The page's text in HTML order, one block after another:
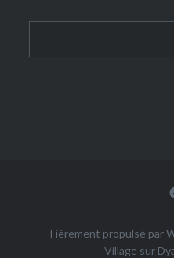
Fièrement propulsé par
Village sur